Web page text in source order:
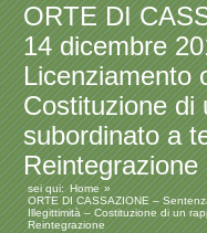
ORTE DI
14 dicembre
Licenziamento
Costituzione di
subordinato a
Reintegrazione
sei qui: Home
ORTE DI CASSAZIONE –
Illegittimità – Costituzione di un
Reintegrazione